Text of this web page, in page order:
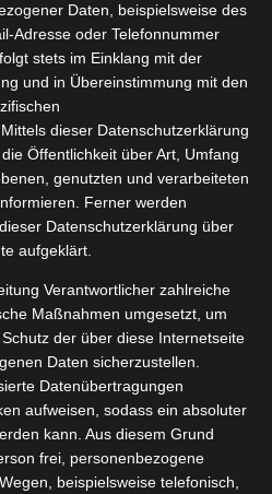
von Kneipp
,Kneipp VIP,
Wellness
Daten, beispielsweise des
Adresse oder Telefonnummer
stets im Einklang mit der
und in Übereinstimmung mit den
dieser Datenschutzerklärung
Öffentlichkeit über Art, Umfang
genutzten und verarbeiteten
Ferner werden
Datenschutzerklärung über
aufgeklärt.
Verantwortlicher zahlreiche
Maßnahmen umgesetzt, um
der über diese Internetseite
Daten sicherzustellen.
Datenübertragungen
aufweisen, sodass ein absoluter
kann. Aus diesem Grund
frei, personenbezogene
beispielsweise telefonisch,